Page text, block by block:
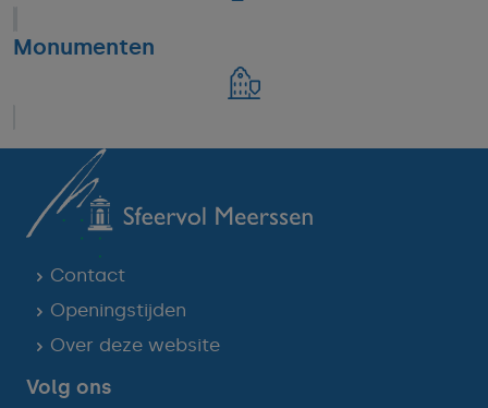
Monumenten
Contact
Openingstijden
Over deze website
Volg ons